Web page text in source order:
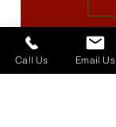
Call Us Email Us